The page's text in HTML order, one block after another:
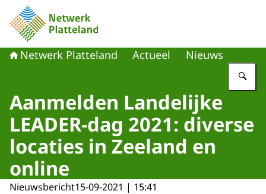
Naar de homepage van Netwerk Platteland
Netwerk Platteland Actueel Nieuws
Aanmelden Landelijke
LEADER-dag 2021: diverse
locaties in Zeeland en
online
Nieuwsbericht15-09-2021 | 15:41